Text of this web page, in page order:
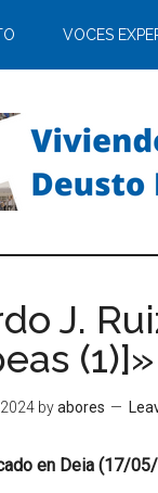
VOCES
J.
(1)]»
byabores
en Deia (17/